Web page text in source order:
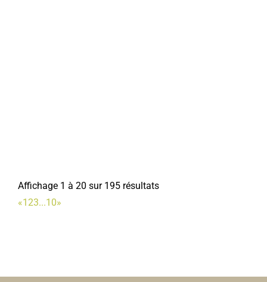
Affichage 1 à 20 sur 195 résultats
«123...10»